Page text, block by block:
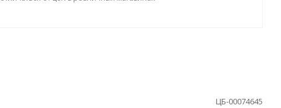
ЦБ-00074645